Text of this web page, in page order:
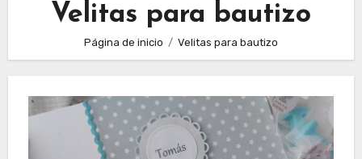
Velitas para bautizo
Página de inicio Velitas para bautizo